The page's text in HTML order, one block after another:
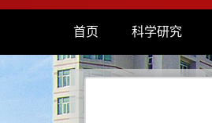
首页 科学研究